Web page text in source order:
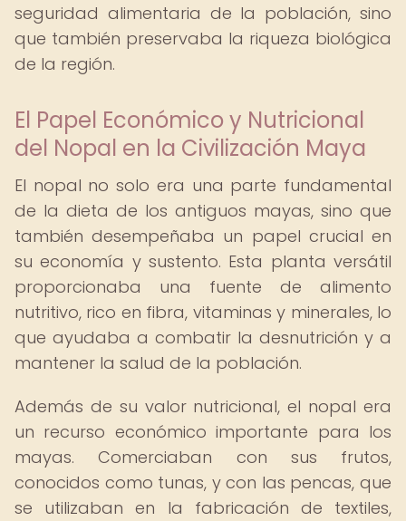
seguridad alimentaria de la población, sino
que también preservaba la riqueza biológica
de la región.
El Papel Económico y Nutricional
del Nopal en la Civilización Maya
El nopal no solo era una parte fundamental
de la dieta de los antiguos mayas, sino que
también desempeñaba un papel crucial en
su economía y sustento. Esta planta versátil
proporcionaba una fuente de alimento
nutritivo, rico en fibra, vitaminas y minerales, lo
que ayudaba a combatir la desnutrición y a
mantener la salud de la población.
Además de su valor nutricional, el nopal era
un recurso económico importante para los
mayas. Comerciaban con sus frutos,
conocidos como tunas, y con las pencas, que
se utilizaban en la fabricación de textiles,